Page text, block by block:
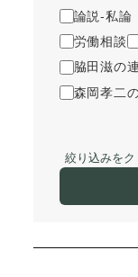
論説-私論
労働相談
脇田滋の
森岡孝二
絞り込みをク